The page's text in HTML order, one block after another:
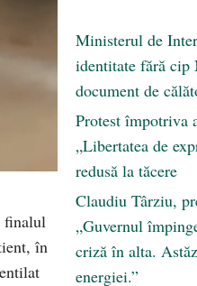
finalul
în
Ministerul de
identitate fără cip
document de
Protest împotriva
„Libertatea de
redusă la tăcere
Claudiu Târziu,
„Guvernul
criză în alta.
energiei.”